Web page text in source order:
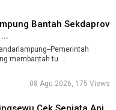
Bantah Sekdaprov
Pemerintah
membantah tu ...
08 Agu 2026, 175 Views